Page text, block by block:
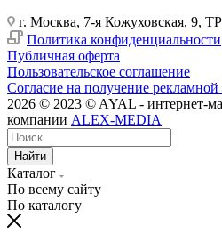
г. Москва, 7-я Кожуховская, 9,
Политика конфиденциальности
Публичная оферта
Пользовательское соглашение
Согласие на получение рекламной
2026 © 2023 © AYAL - интернет-
компании ALEX-MEDIA
Найти
Каталог
По всему сайту
По каталогу